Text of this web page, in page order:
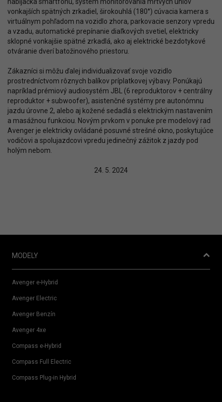
vonkajších spätných zrkadiel, širokouhlá (180°) cúvacia kamera s
virtuálnym pohľadom na vozidlo zhora, parkovacie senzory vpredu
a vzadu, automatické prepínanie diaľkových svetiel, elektricky
sklopné vonkajšie spätné zrkadlá, ako aj elektrické bezdotykové
otváranie dverí batožinového priestoru.
Zákazníci si môžu ďalej individualizovať svoje vozidlo
prostredníctvom rôznych balíkov príplatkovej výbavy. Ponúkajú
napríklad prémiový audiosystém JBL (6 reproduktorov + centrálny
reproduktor + subwoofer), asistenčné systémy pre autonómnu
jazdu úrovne 2, alebo aj kožené sedadlá s elektrickým nastavením
a masážnou funkciou. Novým prvkom v ponuke pre modelový rad
Avenger je elektricky ovládané posuvné strešné okno, poskytujúce
vodičovi a spolujazdcovi vpredu jedinečný zážitok z jazdy pod
holým nebom.
24. 5. 2024
MODELY
Avenger e-Hybrid
Avenger Electric
Avenger Benzín
Avenger 4xe
Compass e-Hybrid
Compass Full Electric
Compass Plug-in Hybrid